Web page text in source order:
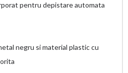
pentru depistare automata
negru si material plastic cu